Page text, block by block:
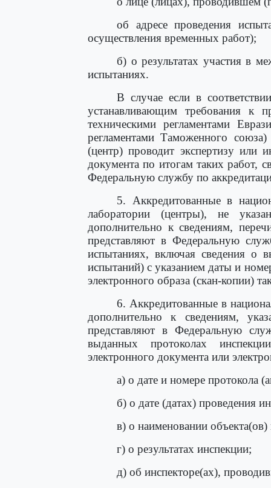
об адресе проведения
осуществления временных работ);
б) о результатах участия в
испытаниях.
В случае если в
устанавливающим требования к
техническими регламентами
регламентами Таможенного союза)
(центр) проводит экспертизу или
документа по итогам таких работ,
Федеральную службу по
5. Аккредитованные в
лаборатории (центры), не
дополнительно к сведениям,
представляют в Федеральную
испытаниях, включая сведения о
испытаний) с указанием даты и
электронного образа (скан-копии)
6. Аккредитованные в
дополнительно к сведениям,
представляют в Федеральную
выданных протоколах
электронного документа или
а) о дате и номере протокола
б) о дате (датах) проведения
в) о наименовании объекта(ов)
г) о результатах инспекции;
д) об инспекторе(ах),